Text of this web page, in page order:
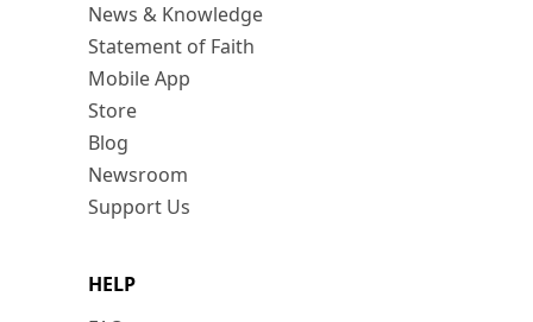
News & Knowledge
Statement of Faith
Mobile App
Store
Blog
Newsroom
Support Us
HELP